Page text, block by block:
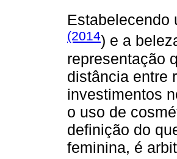
Estabelecendo
(2014) e a
representação
distância entre
investimentos
o uso de
definição do
feminina, é